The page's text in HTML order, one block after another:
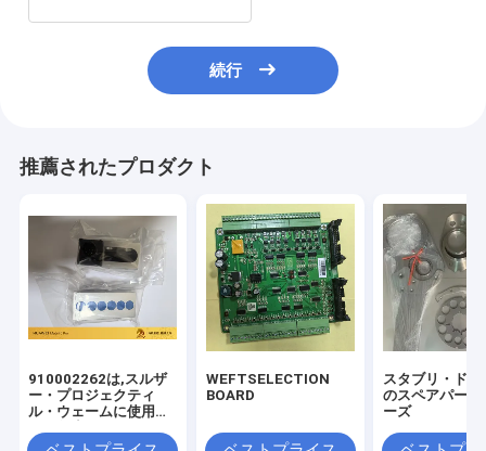
続行
推薦されたプロダクト
910002262は,スルザ
ー・プロジェクティ
ル・ウェームに使用さ
(WMK9.3の角度センサ
WEFTSELECTION
BOARD
スタブリ・ドビ
のスペアパー
ーズ